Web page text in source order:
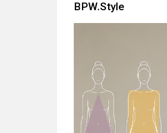
BPW.Style